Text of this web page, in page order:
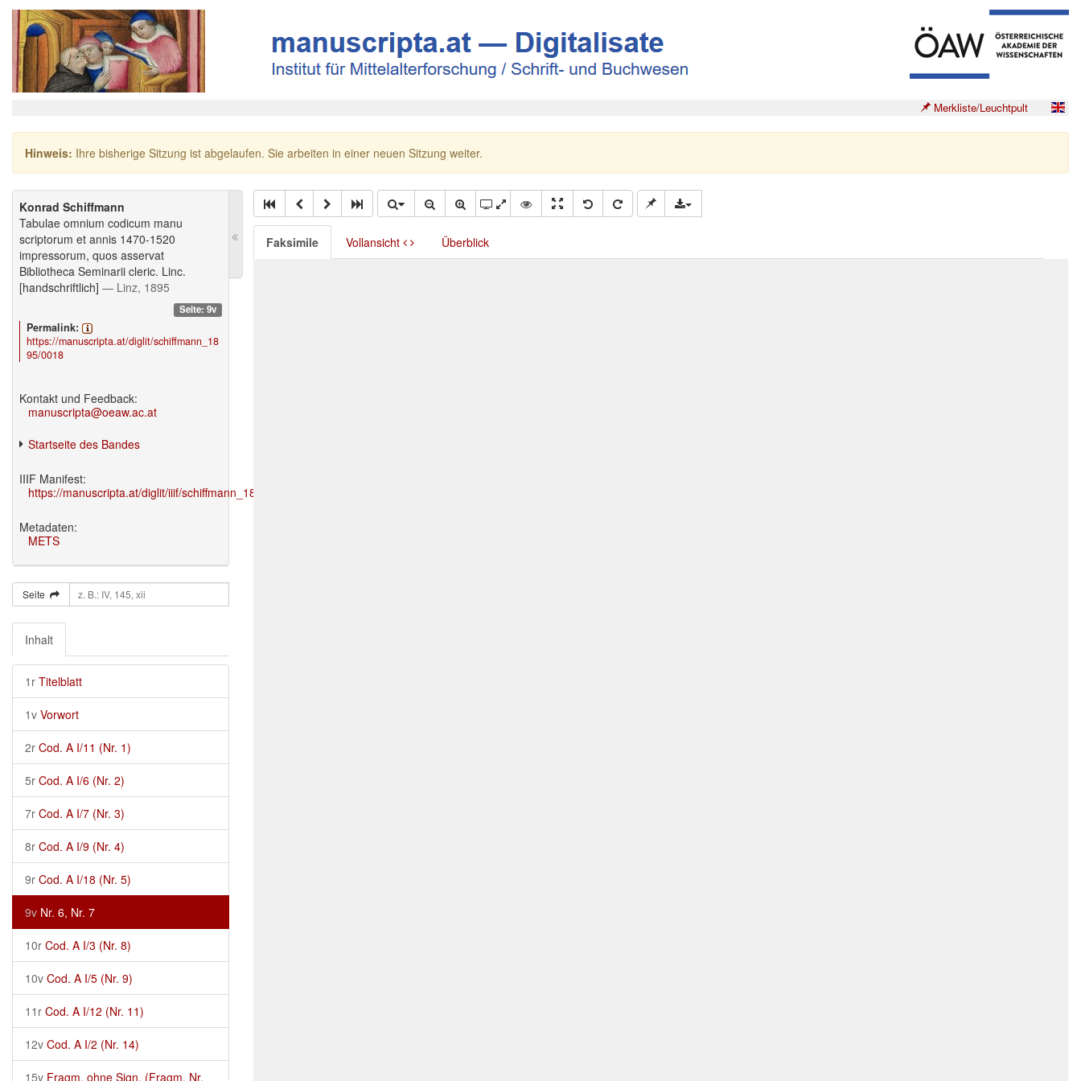
Merkliste/Leuchtpult
Hinweis: Ihre bisherige Sitzung ist abgelaufen. Sie arbeiten in einer neuen Sitzung weiter.
Konrad Schiffmann
Tabulae omnium codicum manu
scriptorum et annis 1470-1520
impressorum, quos asservat
Bibliotheca Seminarii cleric. Linc.
[handschriftlich] — Linz, 1895
Seite: 9v
Permalink:
https://manuscripta.at/diglit/schiffmann_18
95/0018
Kontakt und Feedback:
manuscripta@oeaw.ac.at
Startseite des Bandes
IIIF Manifest:
https://manuscripta.at/diglit/iiif/schiffmann_1895/manifest.json
Metadaten:
METS
Seite
Inhalt
1r Titelblatt
1v Vorwort
2r Cod. A I/11 (Nr. 1)
5r Cod. A I/6 (Nr. 2)
7r Cod. A I/7 (Nr. 3)
8r Cod. A I/9 (Nr. 4)
9r Cod. A I/18 (Nr. 5)
9v Nr. 6, Nr. 7
10r Cod. A I/3 (Nr. 8)
10v Cod. A I/5 (Nr. 9)
11r Cod. A I/12 (Nr. 11)
12v Cod. A I/2 (Nr. 14)
15v Fragm. ohne Sign. (Fragm. Nr.
Faksimile Vollansicht Überblick